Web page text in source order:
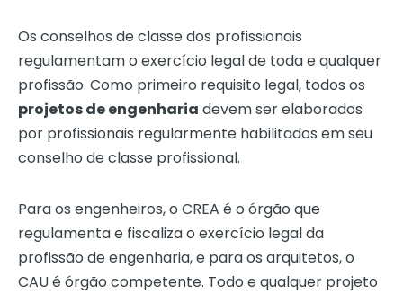
Os conselhos de classe dos profissionais
regulamentam o exercício legal de toda e qualquer
profissão. Como primeiro requisito legal, todos os
projetos de engenharia devem ser elaborados
por profissionais regularmente habilitados em seu
conselho de classe profissional.
Para os engenheiros, o CREA é o órgão que
regulamenta e fiscaliza o exercício legal da
profissão de engenharia, e para os arquitetos, o
CAU é órgão competente. Todo e qualquer projeto